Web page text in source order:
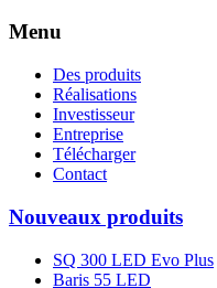
Menu
Des produits
Réalisations
Investisseur
Entreprise
Télécharger
Contact
Nouveaux produits
SQ 300 LED Evo Plus
Baris 55 LED